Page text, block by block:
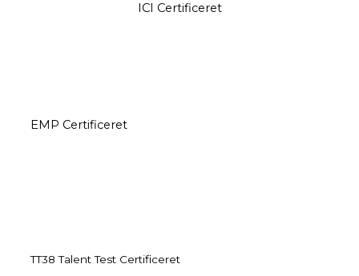
ICI Certificeret
EMP Certificeret
TT38 Talent Test Certificeret